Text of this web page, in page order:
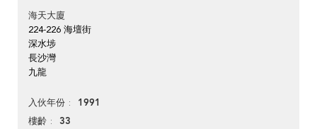
海天大廈
224-226 海壇街
深水埗
長沙灣
九龍
入伙年份 1991
樓齡 33